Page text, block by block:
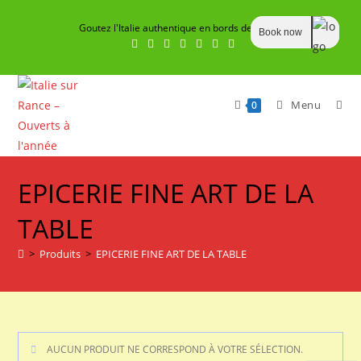
Goutez l'Italie authentique en bords de Rance
0 Menu
EPICERIE FINE ART DE LA
TABLE
> Produits > EPICERIE FINE ART DE LA TABLE
AUCUN PRODUIT NE CORRESPOND À VOTRE SÉLECTION.
Book now